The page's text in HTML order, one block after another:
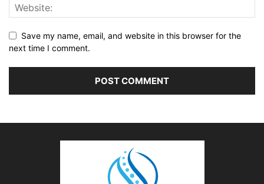
Save my name, email, and website in this browser for the
next time I comment.